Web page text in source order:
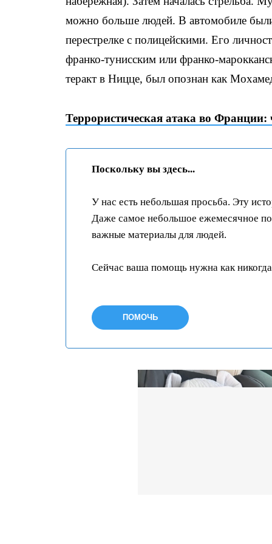
можно больше людей. В автомобиле
перестрелке с полицейскими. Его
франко-тунисским или франко-
теракт в Ницце, был опознан как
Террористическая атака во Франции:
Поскольку вы здесь...
У нас есть небольшая просьба. Эту
Даже самое небольшое ежемесячное
важные материалы для людей.
Сейчас ваша помощь нужна как
ПОМОЧЬ